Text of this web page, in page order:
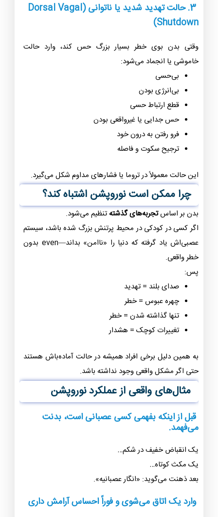
حالت تهدید شدید یا ناتوانی (Dorsal Vagal
Shutdown)
وقتی بدن بوی خطر بسیار بزرگ حس کند، وارد حالت
خاموشی یا انجماد می‌شود:
بی‌حسی
بی‌انرژی بودن
قطع ارتباط حسی
حس جدایی یا غیرواقعی بودن
فرو رفتن به درون خود
ترجیح سکوت و فاصله
این حالت معمولاً در تروما یا فشارهای مداوم شکل می‌گیرد.
چرا ممکن است نوروپشن اشتباه کند؟
بدن بر اساستجربه‌های گذشته تنظیم می‌شود.
اگر کسی در کودکی در محیط پرتنش بزرگ شده باشد، سیستم
عصبی‌اش یاد گرفته که دنیا را «ناامن» بداند—even بدون
خطر واقعی.
پس:
صدای بلند = تهدید
چهره عبوس = خطر
تنها گذاشته شدن = خطر
تغییرات کوچک = هشدار
به همین دلیل برخی افراد همیشه در حالت آماده‌باش هستند
حتی اگر مشکل واقعی وجود نداشته باشد.
مثال‌های واقعی از عملکرد نوروپشن
قبل از اینکه بفهمی کسی عصبانی است، بدنت
می‌فهمد.
یک انقباض خفیف در شکم…
یک مکث کوتاه…
بعد ذهنت می‌گوید: «انگار عصبانیه».
وارد یک اتاق می‌شوی و فوراً احساس آرامش داری